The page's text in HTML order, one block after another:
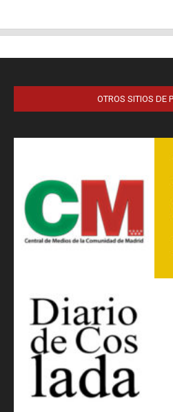
OTROS SITIOS DE